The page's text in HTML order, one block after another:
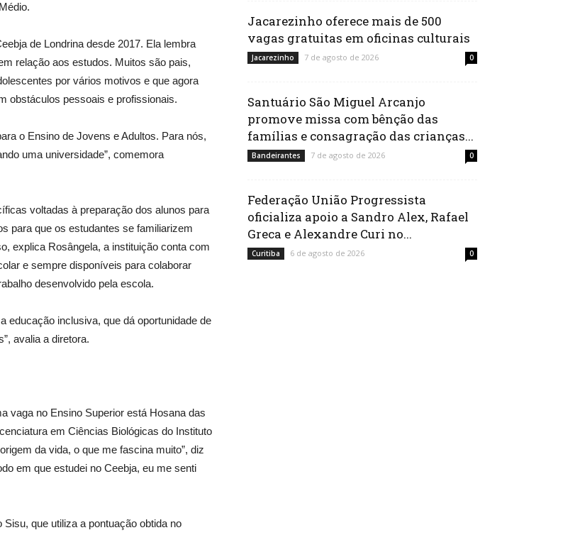
de Londrina desde 2017. Ela lembra
relação aos estudos. Muitos são pais,
por vários motivos e que agora
obstáculos pessoais e profissionais.
o Ensino de Jovens e Adultos. Para nós,
uma universidade”, comemora
voltadas à preparação dos alunos para
para que os estudantes se familiarizem
explica Rosângela, a instituição conta com
e sempre disponíveis para colaborar
desenvolvido pela escola.
educação inclusiva, que dá oportunidade de
avalia a diretora.
vaga no Ensino Superior está Hosana das
em Ciências Biológicas do Instituto
da vida, o que me fascina muito”, diz
em que estudei no Ceebja, eu me senti
que utiliza a pontuação obtida no
Jacarezinho oferece mais de 500
vagas gratuitas em oficinas culturais
Jacarezinho 7 de agosto de 2026 0
Santuário São Miguel Arcanjo
promove missa com bênção das
famílias e consagração das crianças...
Bandeirantes 7 de agosto de 2026 0
Federação União Progressista
oficializa apoio a Sandro Alex, Rafael
Greca e Alexandre Curi no...
Curitiba 6 de agosto de 2026 0